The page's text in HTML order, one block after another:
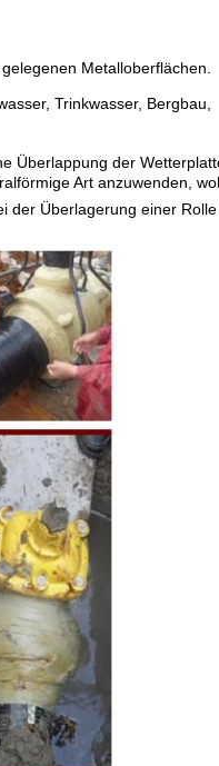
Metalloberflächen.
Trinkwasser, Bergbau,
Überlappung der
Art anzuwenden,
der Überlagerung einer